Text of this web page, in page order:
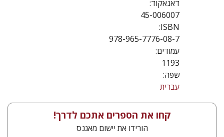
דאנאקוד:
45-006007
ISBN:
978-965-7776-08-7
עמודים:
1193
שפה:
עברית
קחו את הספרים אתכם לדרך!
הורידו את יישום מאגנס